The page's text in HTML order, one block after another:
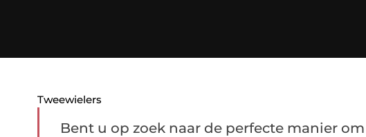
Tweewielers
Bent u op zoek naar de perfecte manier